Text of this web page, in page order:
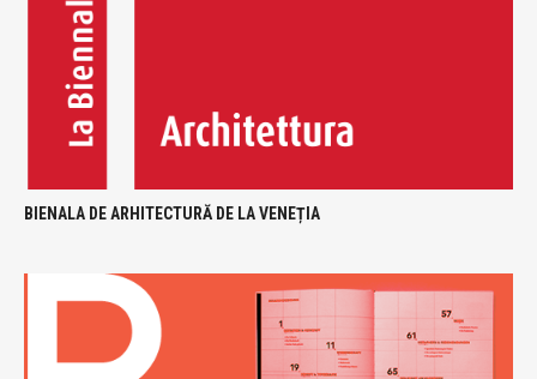
BIENALA DE ARHITECTURĂ DE LA VENEȚIA